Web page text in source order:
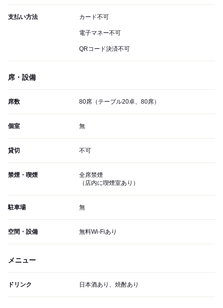
支払い方法 カード不可
電子マネー不可
QRコード決済不可
席・設備
席数 80席（テーブル20卓、80席）
個室 無
貸切 不可
禁煙・喫煙
全席禁煙
（店内に喫煙室あり）
駐車場 無
空間・設備 無料Wi-Fiあり
メニュー
ドリンク 日本酒あり、焼酎あり